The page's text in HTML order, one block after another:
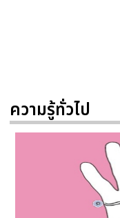
ความรู้ทั่วไป